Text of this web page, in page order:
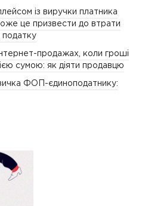
із виручки платника
це призвести до втрати
податку
продажах, коли гроші
сумою: як діяти продавцю
ФОП-єдиноподатнику: